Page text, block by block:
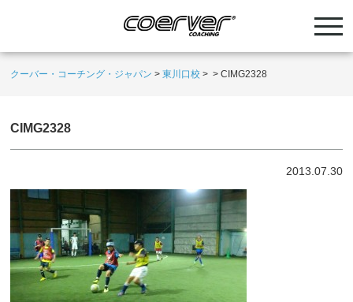
クーバー・コーチング・ジャパン >東川口校 > >CIMG2328
CIMG2328
2013.07.30